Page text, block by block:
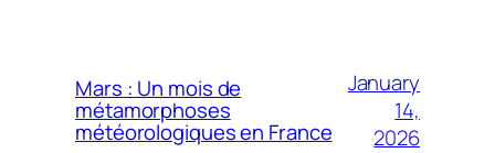
Mars : Un mois de
métamorphoses
météorologiques en France
January
14,
2026